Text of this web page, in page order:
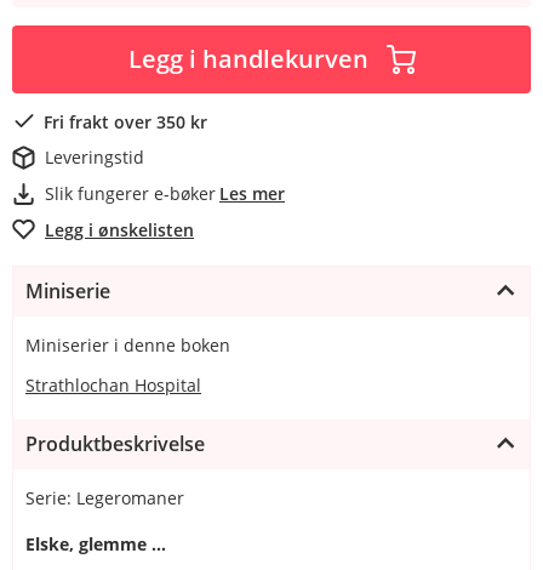
Legg i handlekurven
Fri frakt over 350 kr
Leveringstid
Slik fungerer e-bøker Les mer
Legg i ønskelisten
Miniserie
Miniserier i denne boken
Strathlochan Hospital
Produktbeskrivelse
Serie: Legeromaner
Elske, glemme ...